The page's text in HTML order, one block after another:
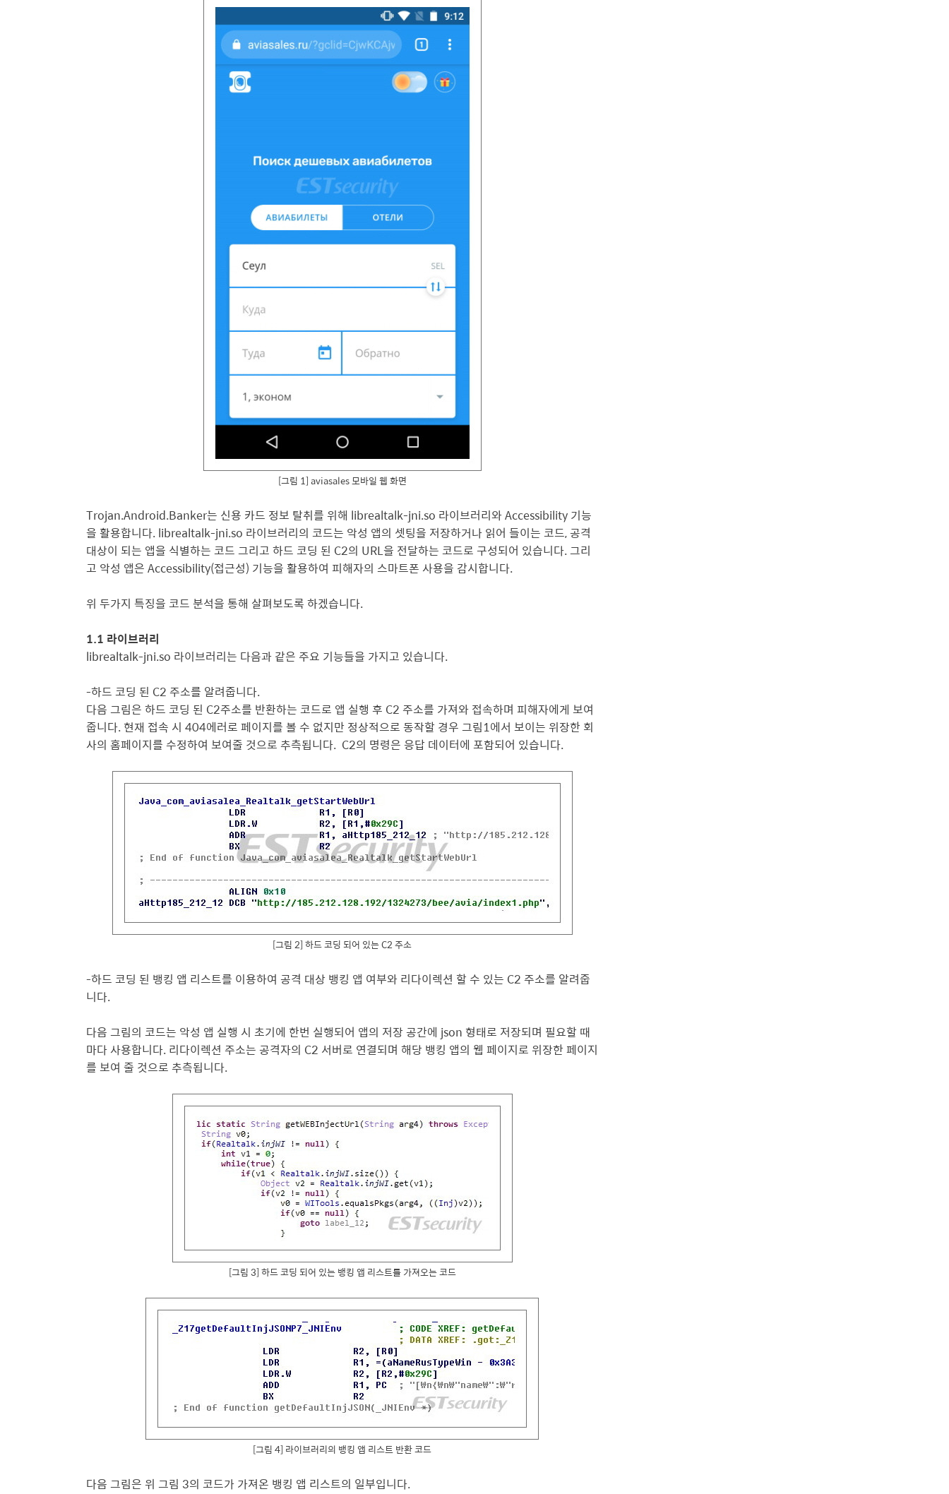
[그림 1] aviasales 모바일 웹 화면
Trojan.Android.Banker는 신용 카드 정보 탈취를 위해 librealtalk-jni.so 라이브러리와 Accessibility 기능
을 활용합니다. librealtalk-jni.so 라이브러리의 코드는 악성 앱의 셋팅을 저장하거나 읽어 들이는 코드, 공격
대상이 되는 앱을 식별하는 코드 그리고 하드 코딩 된 C2의 URL을 전달하는 코드로 구성되어 있습니다. 그리
고 악성 앱은 Accessibility(접근성) 기능을 활용하여 피해자의 스마트폰 사용을 감시합니다.
위 두가지 특징을 코드 분석을 통해 살펴보도록 하겠습니다.
1.1 라이브러리
librealtalk-jni.so 라이브러리는 다음과 같은 주요 기능들을 가지고 있습니다.
-하드 코딩 된 C2 주소를 알려줍니다.
다음 그림은 하드 코딩 된 C2주소를 반환하는 코드로 앱 실행 후 C2 주소를 가져와 접속하며 피해자에게 보여
줍니다. 현재 접속 시 404에러로 페이지를 볼 수 없지만 정상적으로 동작할 경우 그림1에서 보이는 위장한 회
사의 홈페이지를 수정하여 보여줄 것으로 추측됩니다. C2의 명령은 응답 데이터에 포함되어 있습니다.
[그림 2] 하드 코딩 되어 있는 C2 주소
-하드 코딩 된 뱅킹 앱 리스트를 이용하여 공격 대상 뱅킹 앱 여부와 리다이렉션 할 수 있는 C2 주소를 알려줍
니다.
다음 그림의 코드는 악성 앱 실행 시 초기에 한번 실행되어 앱의 저장 공간에 json 형태로 저장되며 필요할 때
마다 사용합니다. 리다이렉션 주소는 공격자의 C2 서버로 연결되며 해당 뱅킹 앱의 웹 페이지로 위장한 페이지
를 보여 줄 것으로 추측됩니다.
[그림 3] 하드 코딩 되어 있는 뱅킹 앱 리스트를 가져오는 코드
[그림 4] 라이브러리의 뱅킹 앱 리스트 반환 코드
다음 그림은 위 그림 3의 코드가 가져온 뱅킹 앱 리스트의 일부입니다.